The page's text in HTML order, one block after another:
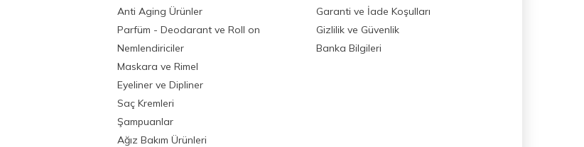
Anti Aging Ürünler
Parfüm - Deodarant ve Roll on
Nemlendiriciler
Maskara ve Rimel
Eyeliner ve Dipliner
Saç Kremleri
Şampuanlar
Ağız Bakım Ürünleri
Garanti ve İade Koşulları
Gizlilik ve Güvenlik
Banka Bilgileri